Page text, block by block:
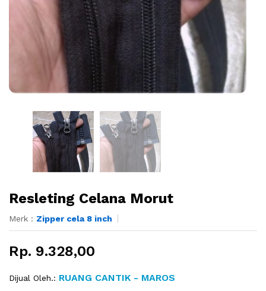
Resleting Celana Morut
Merk : Zipper cela 8 inch
Rp. 9.328,00
Dijual Oleh.: RUANG CANTIK - MAROS